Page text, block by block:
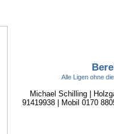
Alle Ligen ohne
Michael Schilling |
91419938 | Mobil 0170